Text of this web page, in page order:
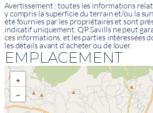
Avertissement : toutes les informations
y compris la superficie du terrain et/ou la
été fournies par les propriétaires et sont
indicatif uniquement. QP Savills ne peut
ces informations, et les parties intéressées
les détails avant d'acheter ou de louer.
EMPLACEMENT
+
−